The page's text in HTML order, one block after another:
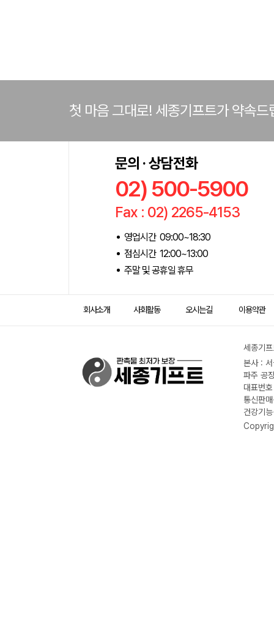
첫 마음 그대로! 세종기프트가 약속드
문의 · 상담전화
02) 500-5900
Fax : 02) 2265-4153
영업시간 09:00~18:30
점심시간 12:00~13:00
주말 및 공휴일 휴무
회사소개 사회활동 오시는길 이용약관
세종기
본사 :
파주 공
대표번
통신판
건강기